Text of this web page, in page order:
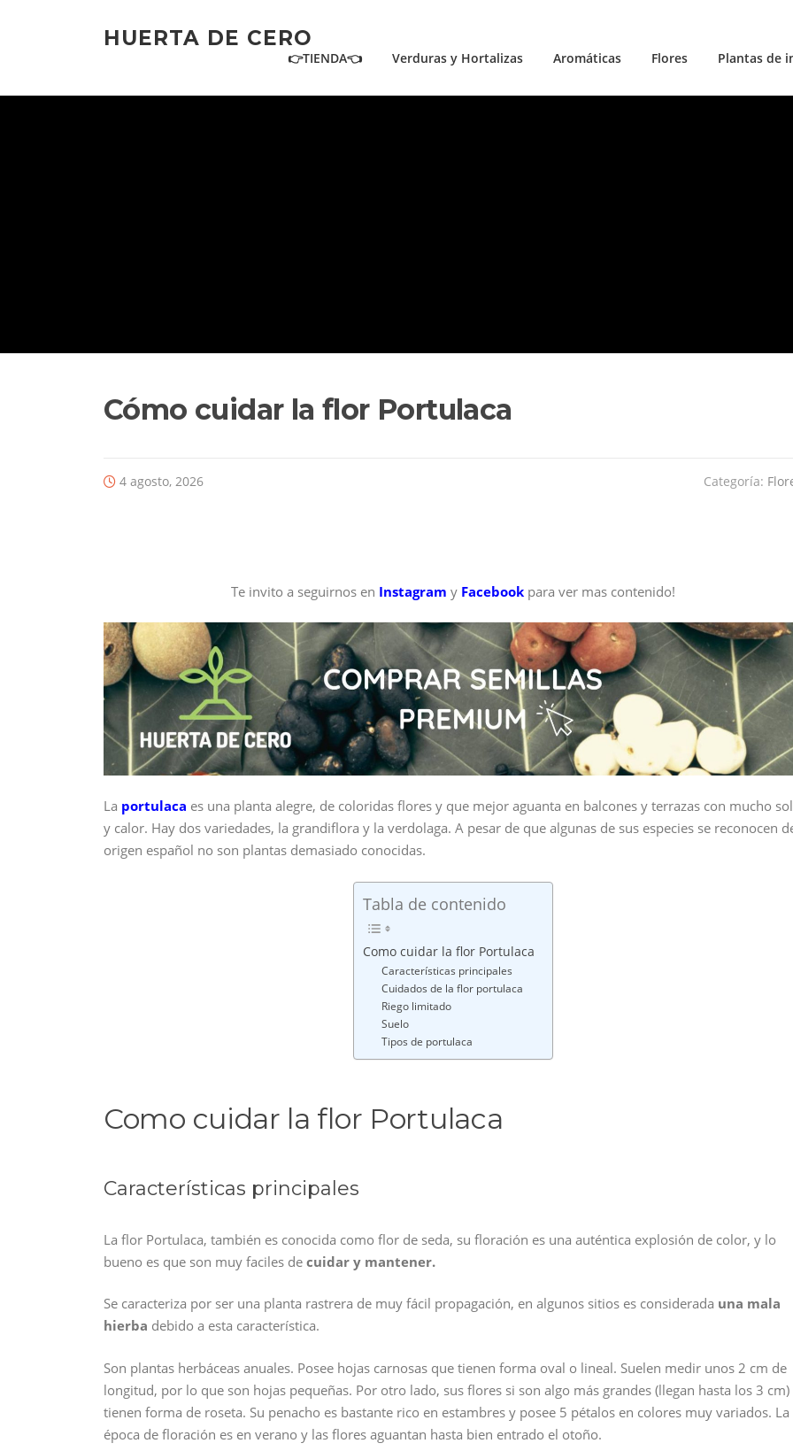
HUERTA DE CERO
👉TIENDA👈 Verduras y Hortalizas Aromáticas Flores Plantas de
Cómo cuidar la flor Portulaca
4 agosto, 2026 Categoría:
Te invito a seguirnos en Instagram y Facebook para ver mas contenido!
La portulaca es una planta alegre, de coloridas flores y que mejor aguanta en balcones y terrazas con mucho sol
y calor. Hay dos variedades, la grandiflora y la verdolaga. A pesar de que algunas de sus especies se reconocen
origen español no son plantas demasiado conocidas.
Tabla de contenido
Como cuidar la flor Portulaca
Características principales
Cuidados de la flor portulaca
Riego limitado
Suelo
Tipos de portulaca
Como cuidar la flor Portulaca
Características principales
La flor Portulaca, también es conocida como flor de seda, su floración es una auténtica explosión de color, y lo
bueno es que son muy faciles de cuidar y mantener.
Se caracteriza por ser una planta rastrera de muy fácil propagación, en algunos sitios es considerada una mala
hierba debido a esta característica.
Son plantas herbáceas anuales. Posee hojas carnosas que tienen forma oval o lineal. Suelen medir unos 2 cm de
longitud, por lo que son hojas pequeñas. Por otro lado, sus flores si son algo más grandes (llegan hasta los 3 cm)
tienen forma de roseta. Su penacho es bastante rico en estambres y posee 5 pétalos en colores muy variados. La
época de floración es en verano y las flores aguantan hasta bien entrado el otoño.